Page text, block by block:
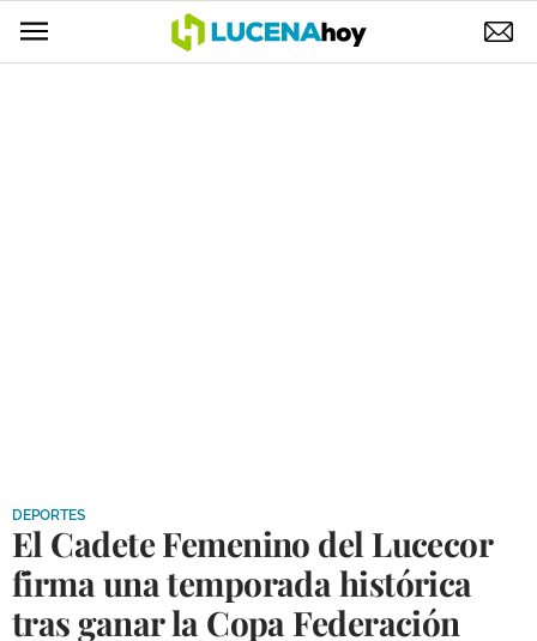
DEPORTES
COMPETICIONES
DEPORTES
El Cadete Femenino del Lucecor
firma una temporada histórica
tras ganar la Copa Federación